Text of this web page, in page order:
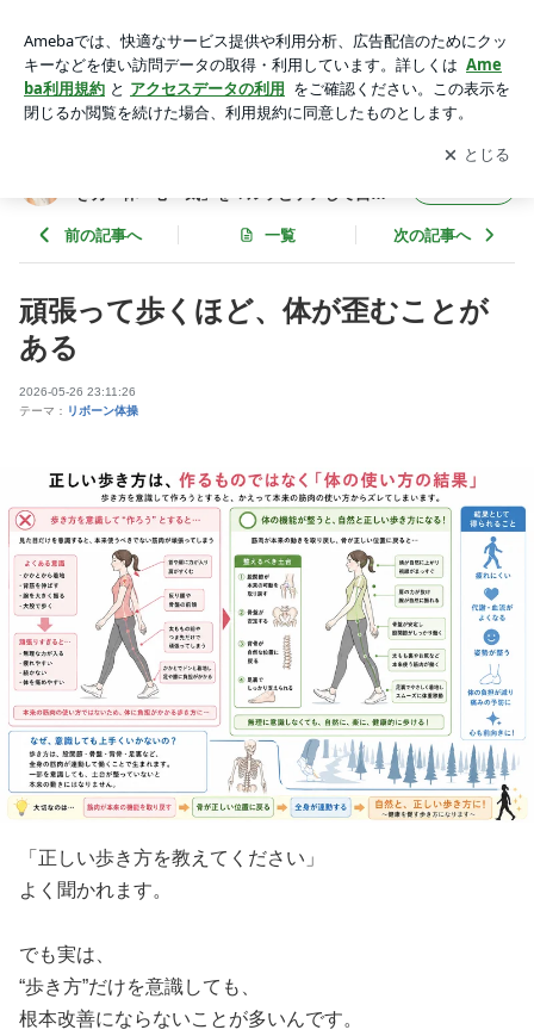
◉５０代からの女性の生き方「体・心・気」をマルッとケアし
て自分をアップデート！
アプリをダウンロードして ブログの更新通知
を受け取りまし
ょう。
開く
き方「体・心・気」をマルッとケアして自分
前の記事へ 一覧 次の記事へ
頑張って歩くほど、体が歪むことが
ある
2026-05-26 23:11:26
テーマ： リボーン体操
「正しい歩き方を教えてください」
よく聞かれます。
でも実は、
“歩き方”だけを意識しても、
根本改善にならないことが多いんです。